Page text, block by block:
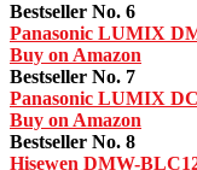
Bestseller No. 6
Panasonic LUMIX
Buy on Amazon
Bestseller No. 7
Panasonic LUMIX
Buy on Amazon
Bestseller No. 8
Hisewen DMW-